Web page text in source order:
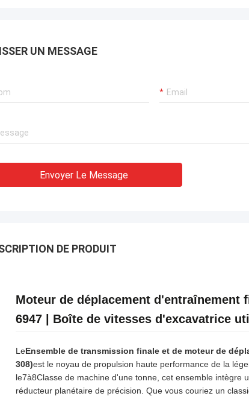
UN MESSAGE
Envoyer Le Message
DE PRODUIT
Moteur de déplacement d'entraînement
6947 | Boîte de vitesses d'excavatrice
LeEnsemble de transmission finale et de moteur de
308)est le noyau de propulsion haute performance de la
le7à8Classe de machine d'une tonne, cet ensemble intègre
réducteur planétaire de précision. Que vous couriez un